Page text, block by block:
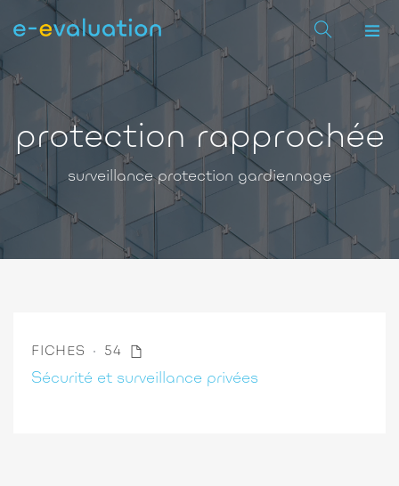
protection rapprochée
surveillance protection gardiennage
FICHES 54
Sécurité et surveillance privées